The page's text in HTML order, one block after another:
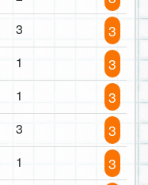
3 3
1 3
1 3
3 3
1 3